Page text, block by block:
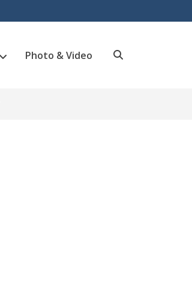
Photo & Video